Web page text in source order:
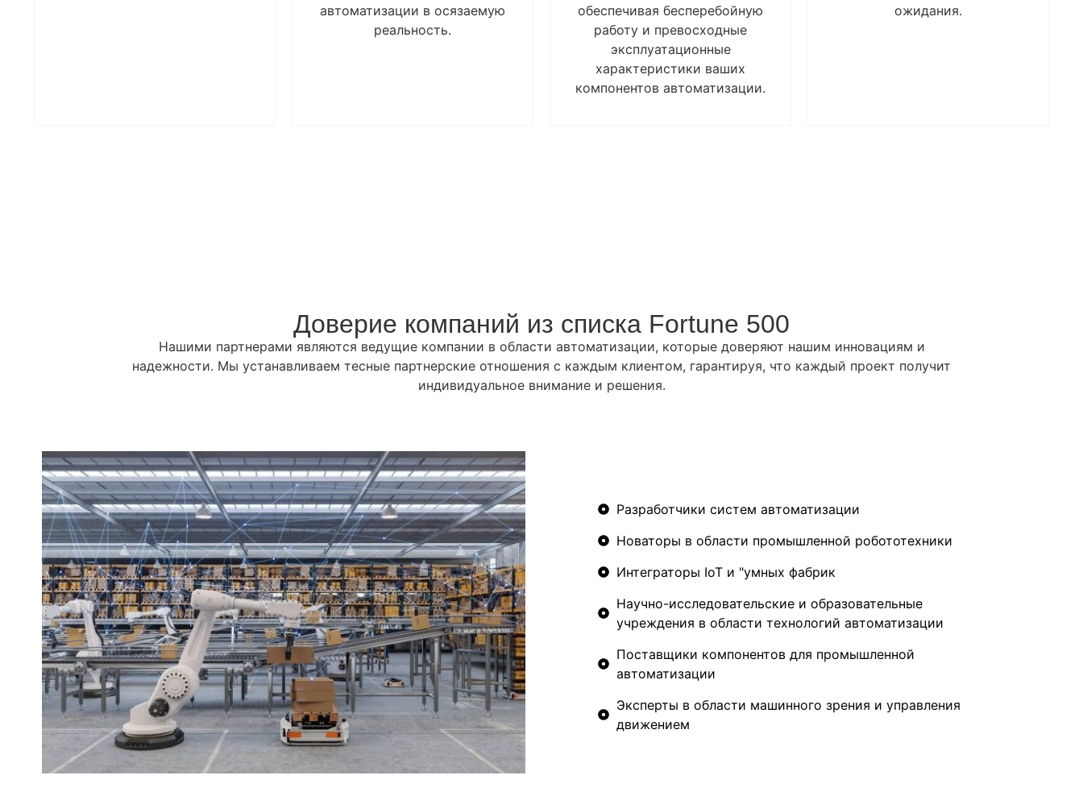
автоматизации в осязаемую
реальность.
обеспечивая бесперебойную
работу и превосходные
эксплуатационные
характеристики ваших
компонентов автоматизации.
ожидания.
Доверие компаний из списка Fortune 500
Нашими партнерами являются ведущие компании в области автоматизации, которые доверяют нашим инновациям и
надежности. Мы устанавливаем тесные партнерские отношения с каждым клиентом, гарантируя, что каждый проект получит
индивидуальное внимание и решения.
Разработчики систем автоматизации
Новаторы в области промышленной робототехники
Интеграторы IoT и "умных фабрик
Научно-исследовательские и образовательные
учреждения в области технологий автоматизации
Поставщики компонентов для промышленной
автоматизации
Эксперты в области машинного зрения и управления
движением